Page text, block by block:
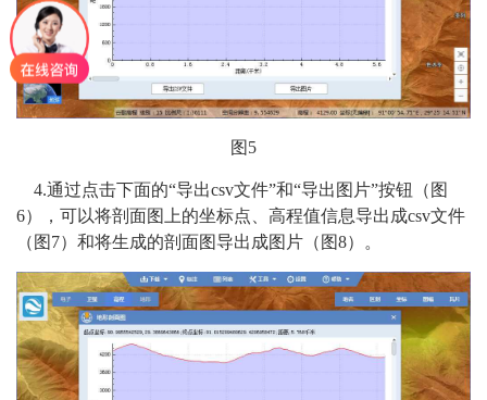
图5
4.通过点击下面的“导出csv文件”和“导出图片”按钮（图
6），可以将剖面图上的坐标点、高程值信息导出成csv文件
（图7）和将生成的剖面图导出成图片（图8）。